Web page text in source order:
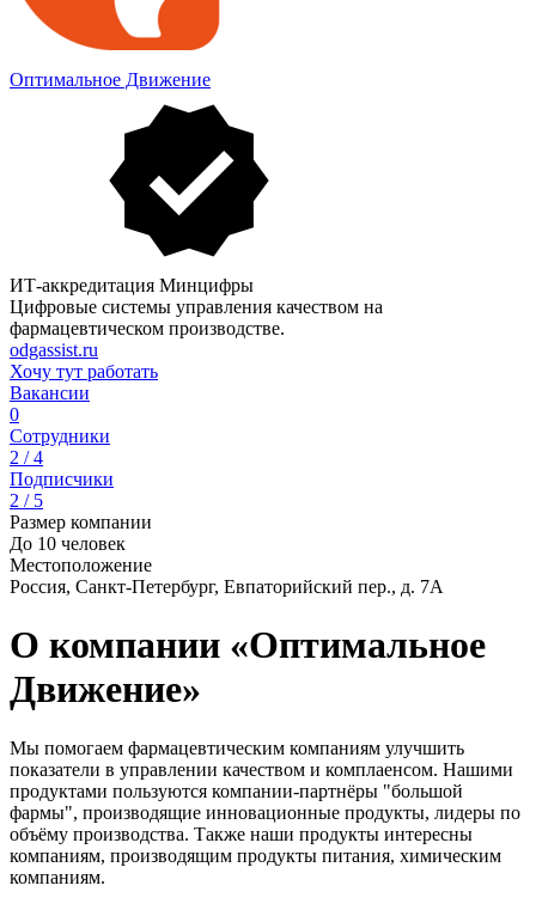
Оптимальное Движение
ИТ-аккредитация Минцифры
Цифровые системы управления качеством на
фармацевтическом производстве.
odgassist.ru
Хочу тут работать
Вакансии
0
Сотрудники
2 / 4
Подписчики
2 / 5
Размер компании
До 10 человек
Местоположение
Россия, Санкт-Петербург, Евпаторийский пер., д. 7А
О компании «Оптимальное
Движение»
Мы помогаем фармацевтическим компаниям улучшить
показатели в управлении качеством и комплаенсом. Нашими
продуктами пользуются компании-партнёры "большой
фармы", производящие инновационные продукты, лидеры по
объёму производства. Также наши продукты интересны
компаниям, производящим продукты питания, химическим
компаниям.